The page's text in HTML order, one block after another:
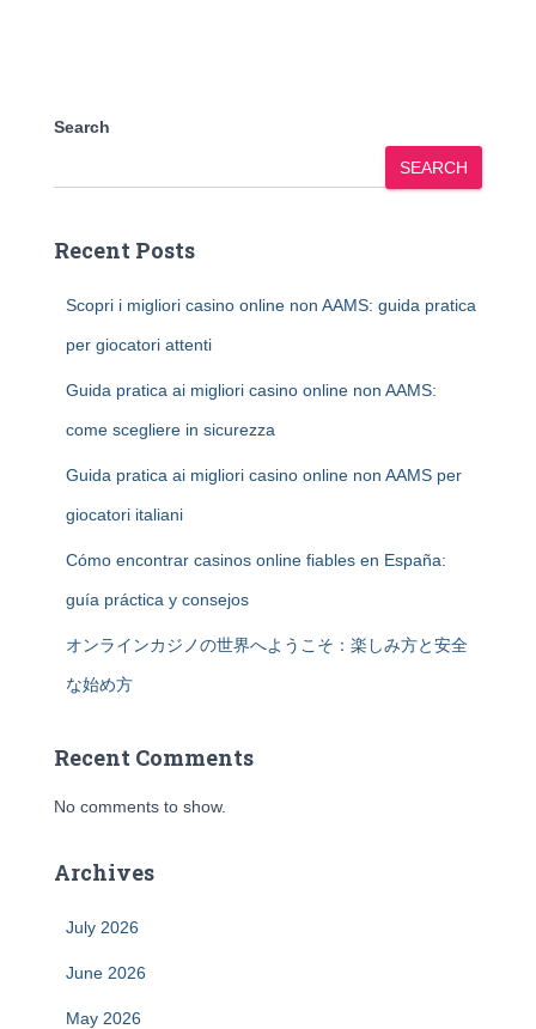
Search
SEARCH
Recent Posts
Scopri i migliori casino online non AAMS: guida pratica
per giocatori attenti
Guida pratica ai migliori casino online non AAMS:
come scegliere in sicurezza
Guida pratica ai migliori casino online non AAMS per
giocatori italiani
Cómo encontrar casinos online fiables en España:
guía práctica y consejos
オンラインカジノの世界へようこそ：楽しみ方と安全
な始め方
Recent Comments
No comments to show.
Archives
July 2026
June 2026
May 2026